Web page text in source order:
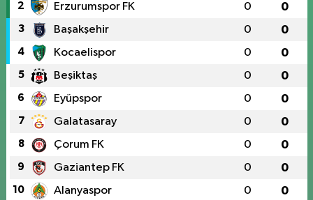
2 Erzurumspor FK 0 0
3 Başakşehir 0 0
4 Kocaelispor 0 0
5 Beşiktaş 0 0
6 Eyüpspor 0 0
7 Galatasaray 0 0
8 Çorum FK 0 0
9 Gaziantep FK 0 0
10 Alanyaspor 0 0